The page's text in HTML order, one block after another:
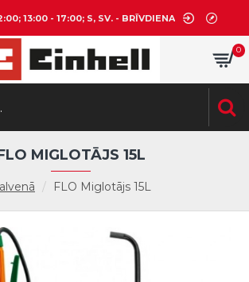
13:00 - 17:00; S, SV. - BRĪVDIENA
0
FLO Miglotājs 15L
MIGLOTĀJS 15L